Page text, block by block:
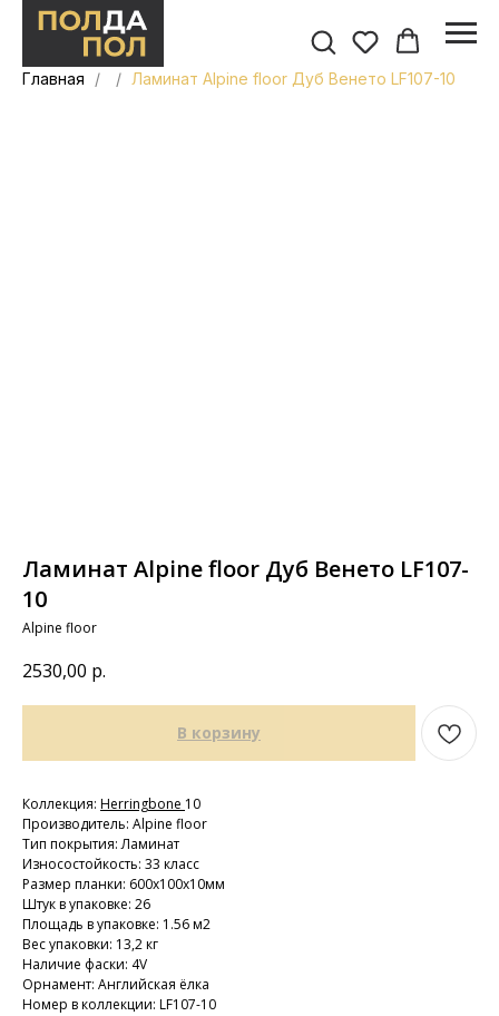
Главная Ламинат Alpine floor Дуб Венето LF107-10
Ламинат Alpine floor Дуб Венето LF107-
10
Alpine floor
2530,00 р.
В корзину
Коллекция: Herringbone 10
Производитель: Alpine floor
Тип покрытия: Ламинат
Износостойкость: 33 класс
Размер планки: 600х100х10мм
Штук в упаковке: 26
Площадь в упаковке: 1.56 м2
Вес упаковки: 13,2 кг
Наличие фаски: 4V
Орнамент: Английская ёлка
Номер в коллекции: LF107-10